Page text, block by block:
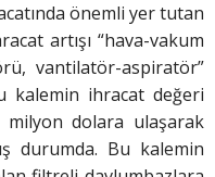
önemli yer tutan
artışı “hava-vakum
vantilatör-aspiratör”
kalemin ihracat değeri
dolara ulaşarak
durumda. Bu kalemin